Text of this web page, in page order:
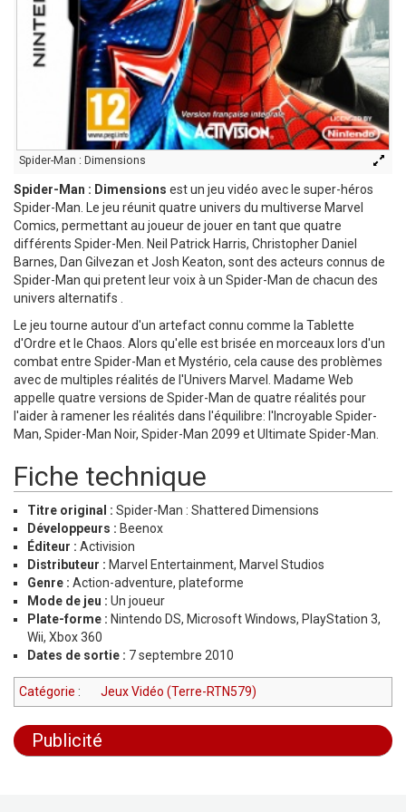
Spider-Man : Dimensions
Spider-Man : Dimensions est un jeu vidéo avec le super-héros
Spider-Man. Le jeu réunit quatre univers du multiverse Marvel
Comics, permettant au joueur de jouer en tant que quatre
différents Spider-Men. Neil Patrick Harris, Christopher Daniel
Barnes, Dan Gilvezan et Josh Keaton, sont des acteurs connus de
Spider-Man qui pretent leur voix à un Spider-Man de chacun des
univers alternatifs .
Le jeu tourne autour d'un artefact connu comme la Tablette
d'Ordre et le Chaos. Alors qu'elle est brisée en morceaux lors d'un
combat entre Spider-Man et Mystério, cela cause des problèmes
avec de multiples réalités de l'Univers Marvel. Madame Web
appelle quatre versions de Spider-Man de quatre réalités pour
l'aider à ramener les réalités dans l'équilibre: l'Incroyable Spider-
Man, Spider-Man Noir, Spider-Man 2099 et Ultimate Spider-Man.
Fiche technique
Titre original : Spider-Man : Shattered Dimensions
Développeurs : Beenox
Éditeur : Activision
Distributeur : Marvel Entertainment, Marvel Studios
Genre : Action-adventure, plateforme
Mode de jeu : Un joueur
Plate-forme : Nintendo DS, Microsoft Windows, PlayStation 3,
Wii, Xbox 360
Dates de sortie : 7 septembre 2010
Catégorie : Jeux Vidéo (Terre-RTN579)
Publicité